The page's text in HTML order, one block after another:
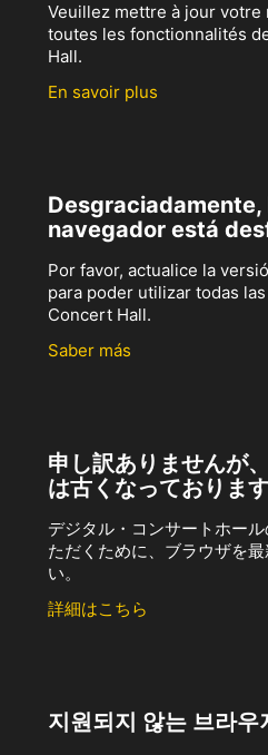
Veuillez mettre à jour
toutes les fonctionnalités
Hall.
En savoir plus
Desgraciadamente,
navegador está
Por favor, actualice la
para poder utilizar todas
Concert Hall.
Saber más
申し訳ありませんが
は古くなっておりま
デジタル・コンサートホー
ただくために、ブラウザを
い。
詳細はこちら
지원되지 않는 브라우